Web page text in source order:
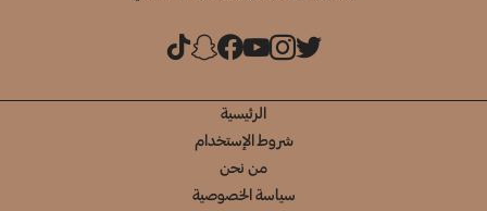
الرئيسية
شروط الإستخدام
من نحن
سياسة الخصوصية